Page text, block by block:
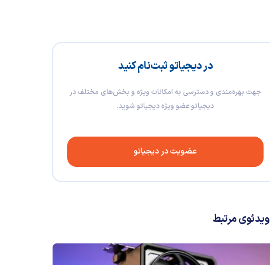
در دیجیاتو ثبت‌نام کنید
جهت بهره‌مندی و دسترسی به امکانات ویژه و بخش‌های مختلف در
دیجیاتو عضو ویژه دیجیاتو شوید.
عضویت در دیجیاتو
ویدئوی مرتبط